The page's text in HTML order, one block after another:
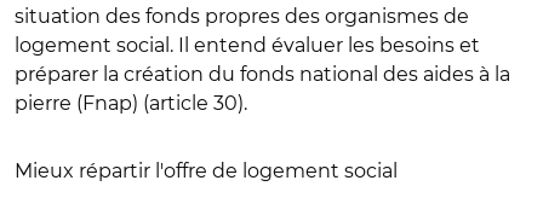
situation des fonds propres des organismes de
logement social. Il entend évaluer les besoins et
préparer la création du fonds national des aides à la
pierre (Fnap) (article 30).
Mieux répartir l'offre de logement social